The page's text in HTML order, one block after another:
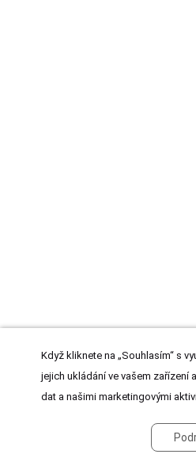
Když kliknete na „Souhlasím“ s
jejich ukládání ve vašem zařízení
dat a našimi marketingovými